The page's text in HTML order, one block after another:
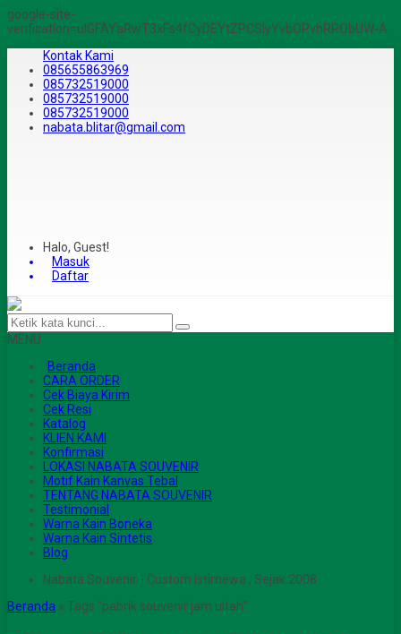
google-site-
verification=ulGFAYaRwT3xFs4fCyDEYtZPCSlyYvbOPvhRRObUW-A
Kontak Kami
085655863969
085732519000
085732519000
085732519000
nabata.blitar@gmail.com
Halo, Guest!
Masuk
Daftar
MENU
Beranda
CARA ORDER
Cek Biaya Kirim
Cek Resi
Katalog
KLIEN KAMI
Konfirmasi
LOKASI NABATA SOUVENIR
Motif Kain Kanvas Tebal
TENTANG NABATA SOUVENIR
Testimonial
Warna Kain Boneka
Warna Kain Sintetis
Blog
Nabata Souvenir - Custom Istimewa , Sejak 2008 .
Beranda » Tags "pabrik souvenir jam ultah"